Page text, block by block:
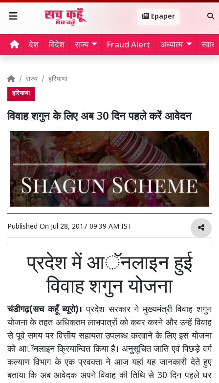
Epaper
देश विदेश राज्य Fraud Alert अध्यात्म
राज्य हरियाणा
हरियाणा
विवाह शगुन के लिए अब 30 दिन पहले करें आवेदन
Published On Jul 28, 2017 09:39 AM IST
प्रदेश में आॅनलाइन हुई
विवाह शगुन योजना
चंडीगढ़(सच कहूँ ब्यूरो)। प्रदेश सरकार ने मुख्यमंत्री विवाह शगुन
योजना के तहत अधिकतम लाभपात्रों को कवर करने और उन्हें विवाह
से पूर्व समय पर वित्तीय सहायता उपलब्ध करवाने के लिए इस योजना
को आॅनलाइन क्रियान्वित किया है। अनुसूचित जाति एवं पिछड़े वर्ग
कल्याण विभाग के एक प्रवक्ता ने आज यहां यह जानकारी देते हुए
बताया कि अब आवेदक अपने विवाह की तिथि से 30 दिन पहले घर